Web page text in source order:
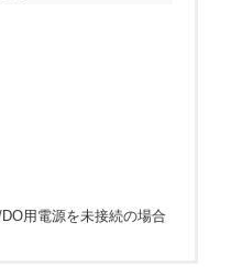
用電源を未接続の場合